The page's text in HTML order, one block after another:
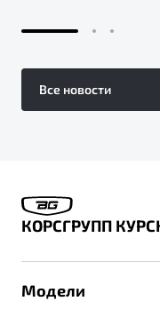
Все новости
КОРСГРУПП
Модели